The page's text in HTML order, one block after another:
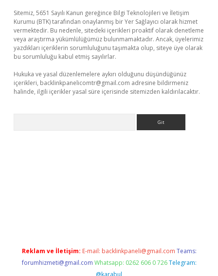
Sitemiz, 5651 Sayılı Kanun gereğince Bilgi Teknolojileri ve İletişim
Kurumu (BTK) tarafından onaylanmış bir Yer Sağlayıcı olarak hizmet
vermektedir. Bu nedenle, sitedeki içerikleri proaktif olarak denetleme
veya araştırma yükümlülüğümüz bulunmamaktadır. Ancak, üyelerimiz
yazdıkları içeriklerin sorumluluğunu taşımakta olup, siteye üye olarak
bu sorumluluğu kabul etmiş sayılırlar.
Hukuka ve yasal düzenlemelere aykırı olduğunu düşündüğünüz
içerikleri, backlinkpanelicomtr@gmail.com adresine bildirmeniz
halinde, ilgili içerikler yasal süre içerisinde sitemizden kaldırılacaktır.
Reklam ve İletişim: E-mail: backlinkpaneli@gmail.com Teams:
forumhizmeti@gmail.com Whatsapp: 0262 606 0 726 Telegram:
@karabul